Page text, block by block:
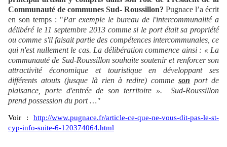
Communauté de communes Sud- Roussillon? Pugnace l’a écrit
en son temps : "Par exemple le bureau de l'intercommunalité a
délibéré le 11 septembre 2013 comme si le port était sa propriété
ou comme s'il faisait partie des compétences intercommunales, ce
qui n'est nullement le cas. La délibération commence ainsi : « La
communauté de Sud-Roussillon souhaite soutenir et renforcer son
attractivité économique et touristique en développant ses
différents atouts (jusque là rien à redire) commeson port de
plaisance, porte d'entrée de son territoire ». Sud-Roussillon
prend possession du port …"
Voir :
http://www.pugnace.fr/article-ce-que-ne-vous-dit-pas-le-st-
cyp-info-suite-6-120374064.html